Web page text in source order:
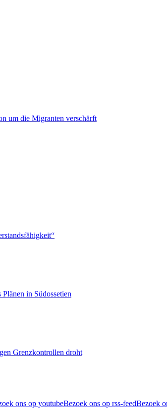
um die Migranten verschärft
in Südossetien
Grenzkontrollen droht
ons op youtubeBezoek ons op rss-feedBezoek